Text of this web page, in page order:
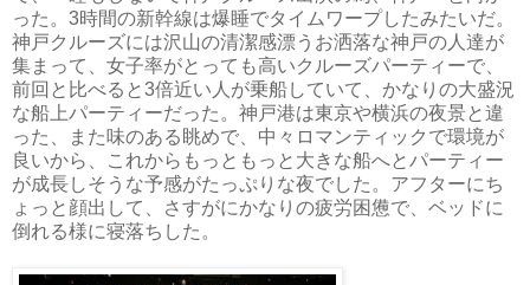
った。 3時間の新幹線は爆睡でタイムワープしたみたいだ。
神戸クルーズには沢山の清潔感漂うお洒落な神戸の人達が
集まって、女子率がとっても高いクルーズパーティーで、
前回と比べると3倍近い人が乗船していて、かなりの大盛況
な船上パーティーだった。神戸港は東京や横浜の夜景と違
った、また味のある眺めで、中々ロマンティックで環境が
良いから、これからもっともっと大きな船へとパーティー
が成長しそうな予感がたっぷりな夜でした。アフターにち
ょっと顔出して、さすがにかなりの疲労困憊で、ベッドに
倒れる様に寝落ちした。